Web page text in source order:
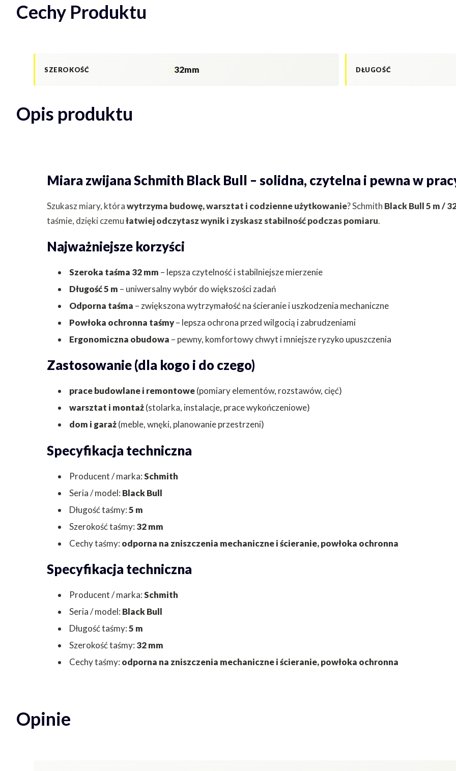
Cechy Produktu
SZEROKOŚĆ 32mm DŁUGOŚĆ
Opis produktu
Miara zwijana Schmith Black Bull – solidna, czytelna i pewna w
Szukasz miary, którawytrzyma budowę, warsztat i codzienne użytkowanie? Schmith Black Bull 5 m /
taśmie, dzięki czemułatwiej odczytasz wynik i zyskasz stabilność podczas pomiaru.
Najważniejsze korzyści
Szeroka taśma 32 mm – lepsza czytelność i stabilniejsze mierzenie
Długość 5 m – uniwersalny wybór do większości zadań
Odporna taśma – zwiększona wytrzymałość na ścieranie i uszkodzenia mechaniczne
Powłoka ochronna taśmy– lepsza ochrona przed wilgocią i zabrudzeniami
Ergonomiczna obudowa – pewny, komfortowy chwyt i mniejsze ryzyko upuszczenia
Zastosowanie (dla kogo i do czego)
prace budowlane i remontowe(pomiary elementów, rozstawów, cięć)
warsztat i montaż(stolarka, instalacje, prace wykończeniowe)
dom i garaż(meble, wnęki, planowanie przestrzeni)
Specyfikacja techniczna
Producent / marka:Schmith
Seria / model: Black Bull
Długość taśmy:5 m
Szerokość taśmy: 32 mm
Cechy taśmy: odporna na zniszczenia mechaniczne i ścieranie, powłoka ochronna
Specyfikacja techniczna
Producent / marka:Schmith
Seria / model: Black Bull
Długość taśmy:5 m
Szerokość taśmy: 32 mm
Cechy taśmy: odporna na zniszczenia mechaniczne i ścieranie, powłoka ochronna
Opinie